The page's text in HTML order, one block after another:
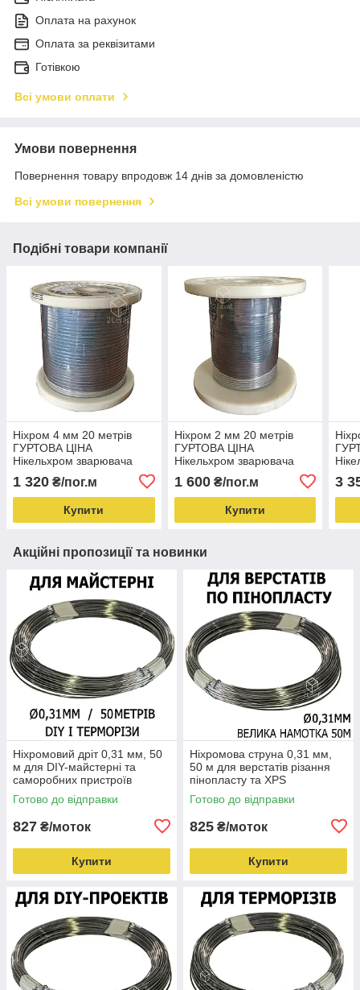
Оплата на рахунок
Оплата за реквізитами
Готівкою
Всі умови оплати
Умови повернення
Повернення товару впродовж 14 днів за домовленістю
Всі умови повернення
Подібні товари компанії
Ніхром 4 мм 20 метрів
ГУРТОВА ЦІНА
Нікельхром зварювача
1 320 ₴/пог.м
Купити
Ніхром 2 мм 20 метрів
ГУРТОВА ЦІНА
Нікельхром зварювача
1 600₴/пог.м
Купити
3
Акційні пропозиції та новинки
Ніхромовий дріт 0,31 мм, 50
м для DIY-майстерні та
саморобних пристроїв
Готово до відправки
827 ₴/моток
Купити
Ніхромова струна 0,31 мм,
50 м для верстатів різання
пінопласту та XPS
Готово до відправки
825 ₴/моток
Купити